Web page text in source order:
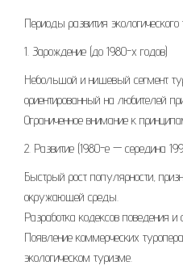
Периоды развития
1. Зарождение (до 1980-х годов)
Небольшой и нишевый сегмент
ориентированный на любителей
Ограниченное внимание к
2. Развитие (1980-е — середина
Быстрый рост популярности,
окружающей среды.
Разработка кодексов поведения
Появление коммерческих
экологическом туризме.